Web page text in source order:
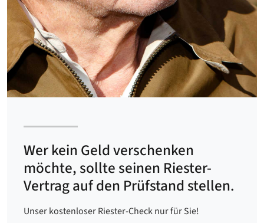
Wer kein Geld verschenken
möchte, sollte seinen Riester-
Vertrag auf den Prüfstand stellen.
Unser kostenloser Riester-Check nur für Sie!